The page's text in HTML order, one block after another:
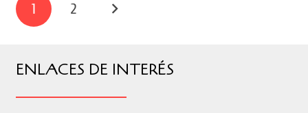
1 2
ENLACES DE INTERÉS